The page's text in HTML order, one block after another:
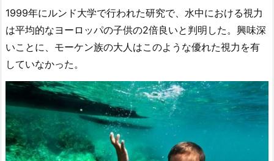
1999年にルンド大学で行われた研究で、水中における視力
は平均的なヨーロッパの子供の2倍良いと判明した。興味深
いことに、モーケン族の大人はこのような優れた視力を有
していなかった。